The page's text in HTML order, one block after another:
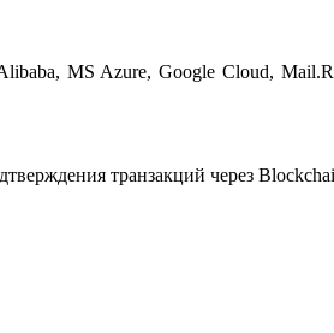
MS Azure, Google Cloud,
транзакций через